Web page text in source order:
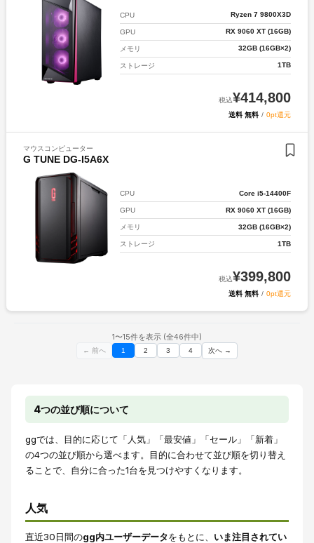
CPU Ryzen 7 9800X3D
GPU RX 9060 XT (16GB)
メモリ 32GB (16GB×2)
ストレージ 1TB
税込¥414,800
送料 無料 / 0pt還元
マウスコンピューター
G TUNE DG-I5A6X
CPU Core i5-14400F
GPU RX 9060 XT (16GB)
メモリ 32GB (16GB×2)
ストレージ 1TB
税込¥399,800
送料 無料 / 0pt還元
1〜15件を表示 (全46件中)
← 前へ 1 2 3 4 次へ →
4つの並び順について
ggでは、目的に応じて「人気」「最安値」「セール」「新着」
の4つの並び順から選べます。目的に合わせて並び順を切り替え
ることで、自分に合った1台を見つけやすくなります。
人気
直近30日間のgg内ユーザーデータをもとに、 いま注目されてい